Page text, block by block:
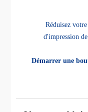
Réduisez
d'impression
Démarrer une